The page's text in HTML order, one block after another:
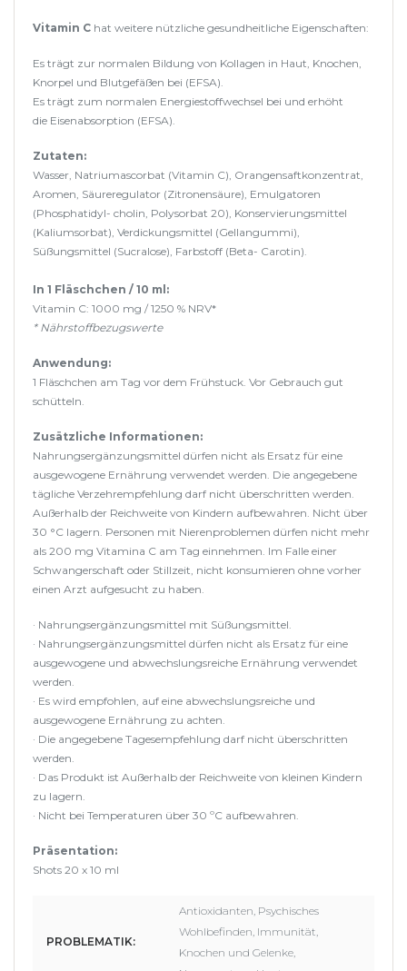
Vitamin C hat weitere nützliche gesundheitliche Eigenschaften:
Es trägt zur normalen Bildung von Kollagen in Haut, Knochen,
Knorpel und Blutgefäßen bei (EFSA).
Es trägt zum normalen Energiestoffwechsel bei und erhöht
die Eisenabsorption (EFSA).
Zutaten:
Wasser, Natriumascorbat (Vitamin C), Orangensaftkonzentrat,
Aromen, Säureregulator (Zitronensäure), Emulgatoren
(Phosphatidyl- cholin, Polysorbat 20), Konservierungsmittel
(Kaliumsorbat), Verdickungsmittel (Gellangummi),
Süßungsmittel (Sucralose), Farbstoff (Beta- Carotin).
In 1 Fläschchen / 10 ml:
Vitamin C: 1000 mg / 1250 % NRV*
* Nährstoffbezugswerte
Anwendung:
1 Fläschchen am Tag vor dem Frühstuck. Vor Gebrauch gut
schütteln.
Zusätzliche Informationen:
Nahrungsergänzungsmittel dürfen nicht als Ersatz für eine
ausgewogene Ernährung verwendet werden. Die angegebene
tägliche Verzehrempfehlung darf nicht überschritten werden.
Außerhalb der Reichweite von Kindern aufbewahren. Nicht über
30 °C lagern. Personen mit Nierenproblemen dürfen nicht mehr
als 200 mg Vitamina C am Tag einnehmen. Im Falle einer
Schwangerschaft oder Stillzeit, nicht konsumieren ohne vorher
einen Arzt aufgesucht zu haben.
· Nahrungsergänzungsmittel mit Süßungsmittel.
· Nahrungsergänzungsmittel dürfen nicht als Ersatz für eine
ausgewogene und abwechslungsreiche Ernährung verwendet
werden.
· Es wird empfohlen, auf eine abwechslungsreiche und
ausgewogene Ernährung zu achten.
· Die angegebene Tagesempfehlung darf nicht überschritten
werden.
· Das Produkt ist Außerhalb der Reichweite von kleinen Kindern
zu lagern.
· Nicht bei Temperaturen über 30 ºC aufbewahren.
Präsentation:
Shots 20 x 10 ml
PROBLEMATIK:
Antioxidanten, Psychisches
Wohlbefinden, Immunität,
Knochen und Gelenke,